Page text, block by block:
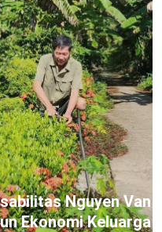
Nguyen Van
Ekonomi Keluarga